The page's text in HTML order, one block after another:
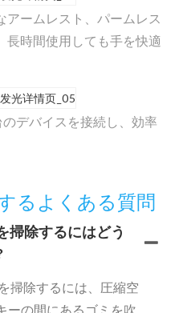
アームレスト、パームレス
長時間使用しても手を快適
デバイスを接続し、効率
るよくある質問
掃除するにはどう
掃除するには、圧縮空
ーの間にあるゴミを吹